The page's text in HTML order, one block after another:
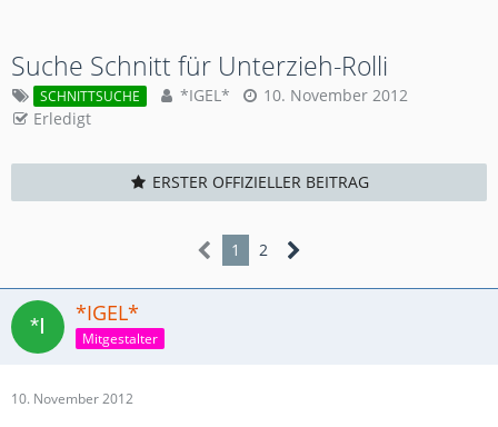
Suche Schnitt für Unterzieh-Rolli
SCHNITTSUCHE *IGEL*
10. November 2012
Erledigt
ERSTER OFFIZIELLER BEITRAG
1 2
*IGEL*
Mitgestalter
10. November 2012